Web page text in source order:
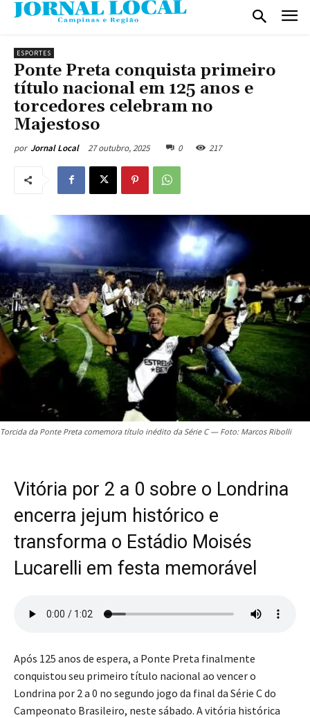
ESPORTES
Ponte Preta conquista primeiro
título nacional em 125 anos e
torcedores celebram no
Majestoso
por Jornal Local 27 outubro, 2025 0 217
Torcida da Ponte Preta comemora título inédito da Série C — Foto: Marcos Ribolli
Vitória por 2 a 0 sobre o Londrina
encerra jejum histórico e
transforma o Estádio Moisés
Lucarelli em festa memorável
Após 125 anos de espera, a Ponte Preta finalmente
conquistou seu primeiro título nacional ao vencer o
Londrina por 2 a 0 no segundo jogo da final da Série C do
Campeonato Brasileiro, neste sábado. A vitória histórica